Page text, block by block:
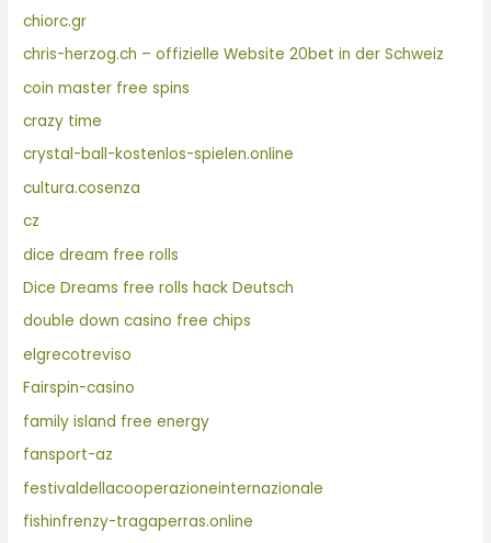
chiorc.gr
chris-herzog.ch – offizielle Website 20bet in der Schweiz
coin master free spins
crazy time
crystal-ball-kostenlos-spielen.online
cultura.cosenza
cz
dice dream free rolls
Dice Dreams free rolls hack Deutsch
double down casino free chips
elgrecotreviso
Fairspin-casino
family island free energy
fansport-az
festivaldellacooperazioneinternazionale
fishinfrenzy-tragaperras.online